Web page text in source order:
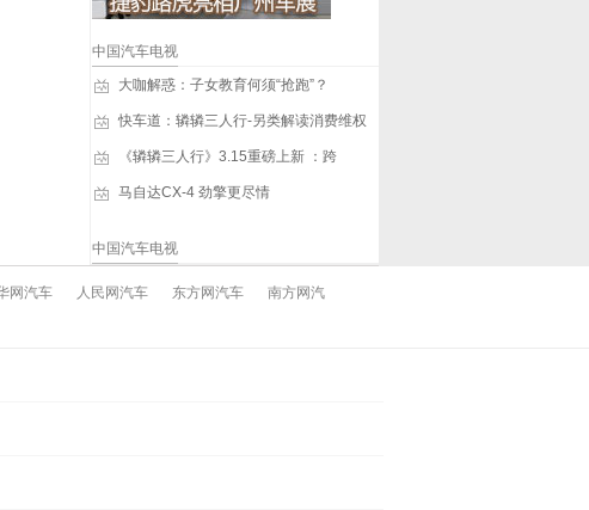
中国汽车电视
大咖解惑：子女教育何须“抢跑”？
快车道：辚辚三人行-另类解读消费维权
《辚辚三人行》3.15重磅上新 ：跨
马自达CX-4 劲擎更尽情
中国汽车电视
网汽车 人民网汽车 东方网汽车
南方网汽